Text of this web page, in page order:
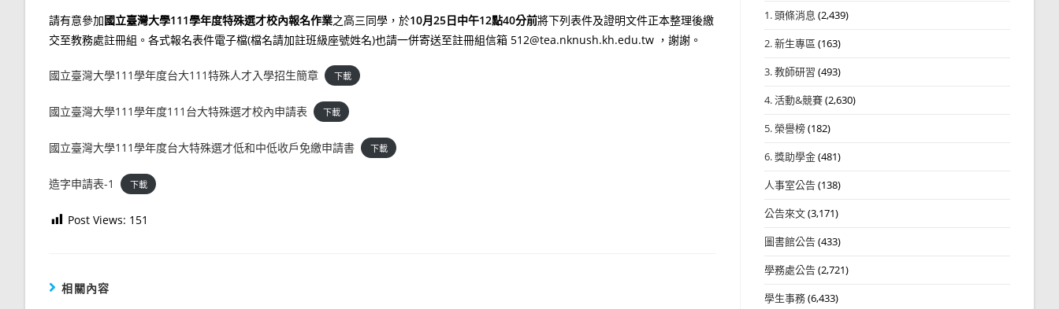
請有意參加國立臺灣大學111學年度特殊選才校內報名作業之高三同學，於10月25日中午12點40分前將下列表件及證明文件正本整理後繳
交至教務處註冊組。各式報名表件電子檔(檔名請加註班級座號姓名)也請一併寄送至註冊組信箱 512@tea.nknush.kh.edu.tw ，謝謝。
國立臺灣大學111學年度台大111特殊人才入學招生簡章 下載
國立臺灣大學111學年度111台大特殊選才校內申請表 下載
國立臺灣大學111學年度台大特殊選才低和中低收戶免繳申請書 下載
造字申請表-1 下載
Post Views: 151
相關內容
1. 頭條消息 (2,439)
2. 新生專區 (163)
3. 教師研習 (493)
4. 活動&競賽(2,630)
5. 榮譽榜(182)
6. 獎助學金(481)
人事室公告(138)
公告來文(3,171)
圖書館公告(433)
學務處公告(2,721)
學生事務(6,433)